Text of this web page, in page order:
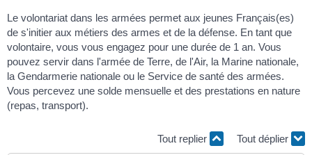
Le volontariat dans les armées permet aux jeunes Français(es)
de s'initier aux métiers des armes et de la défense. En tant que
volontaire, vous vous engagez pour une durée de 1 an. Vous
pouvez servir dans l'armée de Terre, de l'Air, la Marine nationale,
la Gendarmerie nationale ou le Service de santé des armées.
Vous percevez une solde mensuelle et des prestations en nature
(repas, transport).
Tout replier Tout déplier